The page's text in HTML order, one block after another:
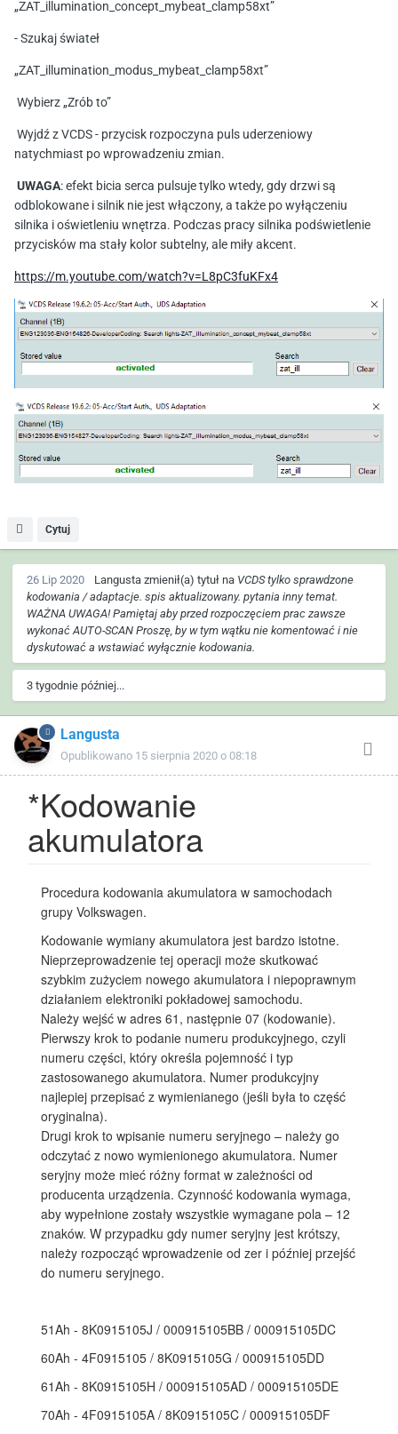
„ZAT_illumination_concept_mybeat_clamp58xt”
- Szukaj świateł
„ZAT_illumination_modus_mybeat_clamp58xt”
Wybierz „Zrób to”
Wyjdź z VCDS - przycisk rozpoczyna puls uderzeniowy
natychmiast po wprowadzeniu zmian.
UWAGA: efekt bicia serca pulsuje tylko wtedy, gdy drzwi są
odblokowane i silnik nie jest włączony, a także po wyłączeniu
silnika i oświetleniu wnętrza. Podczas pracy silnika podświetlenie
przycisków ma stały kolor subtelny, ale miły akcent.
https://m.youtube.com/watch?v=L8pC3fuKFx4
Cytuj
26 Lip 2020 Langusta zmienił(a) tytuł na VCDS tylko sprawdzone
kodowania / adaptacje. spis aktualizowany. pytania inny temat.
WAŻNA UWAGA! Pamiętaj aby przed rozpoczęciem prac zawsze
wykonać AUTO-SCAN Proszę, by w tym wątku nie komentować i nie
dyskutować a wstawiać wyłącznie kodowania.
3 tygodnie później...
Langusta
Opublikowano 15 sierpnia 2020 o 08:18
*Kodowanie
akumulatora
Procedura kodowania akumulatora w samochodach
grupy Volkswagen.
Kodowanie wymiany akumulatora jest bardzo istotne.
Nieprzeprowadzenie tej operacji może skutkować
szybkim zużyciem nowego akumulatora i niepoprawnym
działaniem elektroniki pokładowej samochodu.
Należy wejść w adres 61, następnie 07 (kodowanie).
Pierwszy krok to podanie numeru produkcyjnego, czyli
numeru części, który określa pojemność i typ
zastosowanego akumulatora. Numer produkcyjny
najlepiej przepisać z wymienianego (jeśli była to część
oryginalna).
Drugi krok to wpisanie numeru seryjnego – należy go
odczytać z nowo wymienionego akumulatora. Numer
seryjny może mieć różny format w zależności od
producenta urządzenia. Czynność kodowania wymaga,
aby wypełnione zostały wszystkie wymagane pola – 12
znaków. W przypadku gdy numer seryjny jest krótszy,
należy rozpocząć wprowadzenie od zer i później przejść
do numeru seryjnego.
51Ah - 8K0915105J / 000915105BB / 000915105DC
60Ah - 4F0915105 / 8K0915105G / 000915105DD
61Ah - 8K0915105H / 000915105AD / 000915105DE
70Ah - 4F0915105A / 8K0915105C / 000915105DF